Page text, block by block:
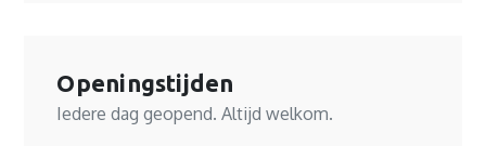
Openingstijden
Iedere dag geopend. Altijd welkom.